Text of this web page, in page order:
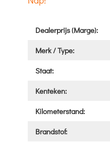
Dealerprijs (Marge):
Merk / Type:
Staat:
Kenteken:
Kilometerstand:
Brandstof: